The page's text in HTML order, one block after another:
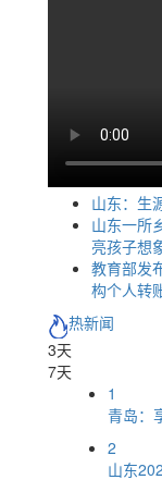
山东：生
山东一所
亮孩子想
教育部发
构个人转
热新闻
3天
7天
1
青岛：
2
山东